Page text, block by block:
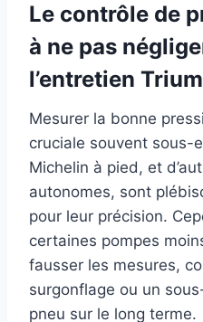
Le contrôle de
à ne pas
l’entretien
Mesurer la bonne
cruciale souvent sous-
Michelin à pied, et
autonomes, sont
pour leur précision.
certaines pompes
fausser les mesures,
surgonflage ou un
pneu sur le long terme.